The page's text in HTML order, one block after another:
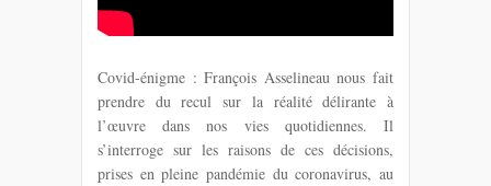
Covid-énigme : François Asselineau nous fait
prendre du recul sur la réalité délirante à
l’œuvre dans nos vies quotidiennes. Il
s’interroge sur les raisons de ces décisions,
prises en pleine pandémie du coronavirus, au